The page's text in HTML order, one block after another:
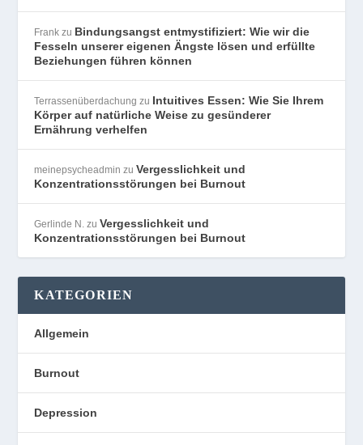
Frank zu Bindungsangst entmystifiziert: Wie wir die
Fesseln unserer eigenen Ängste lösen und erfüllte
Beziehungen führen können
Terrassenüberdachung zu Intuitives Essen: Wie Sie Ihrem
Körper auf natürliche Weise zu gesünderer
Ernährung verhelfen
meinepsycheadmin zuVergesslichkeit und
Konzentrationsstörungen bei Burnout
Gerlinde N. zuVergesslichkeit und
Konzentrationsstörungen bei Burnout
KATEGORIEN
Allgemein
Burnout
Depression